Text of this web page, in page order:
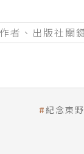
紀念東